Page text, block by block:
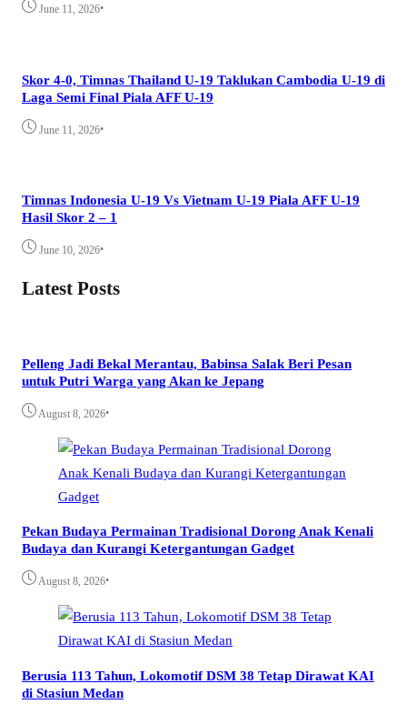
June 11, 2026•
Skor 4-0, Timnas Thailand U-19 Taklukan Cambodia U-19 di
Laga Semi Final Piala AFF U-19
June 11, 2026•
Timnas Indonesia U-19 Vs Vietnam U-19 Piala AFF U-19
Hasil Skor 2 – 1
June 10, 2026•
Latest Posts
Pelleng Jadi Bekal Merantau, Babinsa Salak Beri Pesan
untuk Putri Warga yang Akan ke Jepang
August 8, 2026•
Pekan Budaya Permainan Tradisional Dorong Anak Kenali
Budaya dan Kurangi Ketergantungan Gadget
August 8, 2026•
Berusia 113 Tahun, Lokomotif DSM 38 Tetap Dirawat KAI
di Stasiun Medan